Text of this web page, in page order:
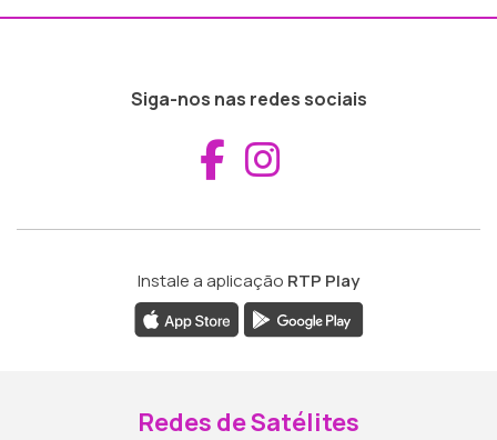
Siga-nos nas redes sociais
Aceder ao
Instale a aplicação RTP Play
Redes de Satélites